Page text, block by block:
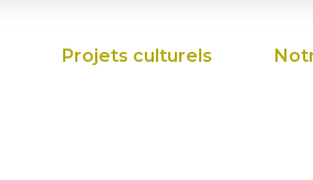
Projets culturels